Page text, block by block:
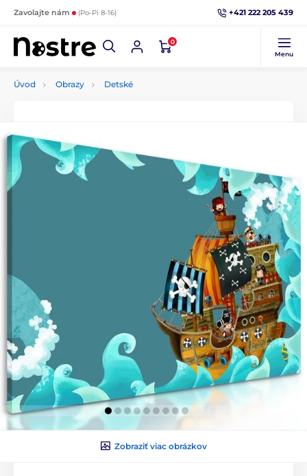
Zavolajte nám (Po-Pi 8-16) +421 222 205 439
0
Menu
Úvod Obrazy Detské
Zobraziť viac obrázkov